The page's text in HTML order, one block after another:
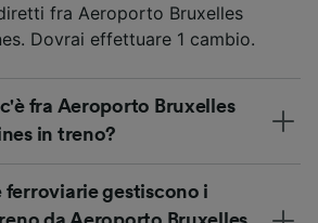
fra Aeroporto Bruxelles
Dovrai effettuare 1 cambio.
fra Aeroporto Bruxelles
in treno?
gestiscono i